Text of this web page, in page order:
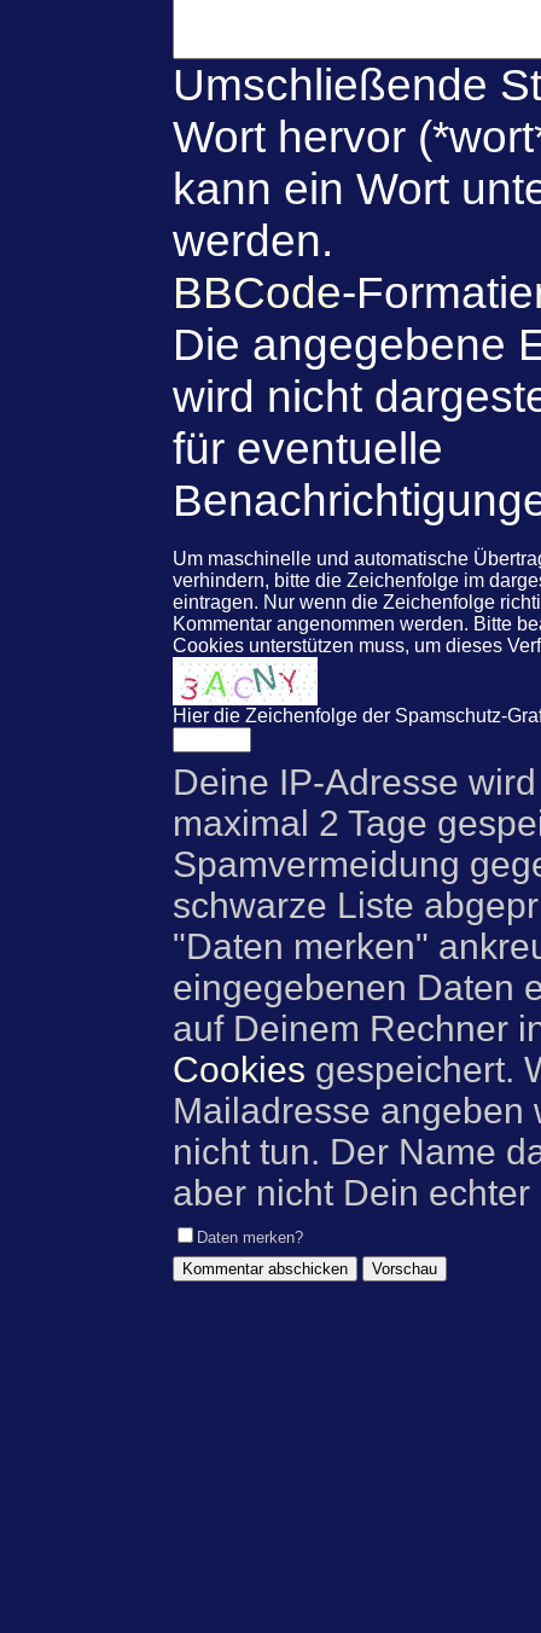
Umschließende
Wort hervor
kann ein Wort
werden.
BBCode-
Die angegebene
wird nicht
für eventuelle
Um maschinelle und automatische
verhindern, bitte die Zeichenfolge im
eintragen. Nur wenn die Zeichenfolge
Kommentar angenommen werden. Bitte
Cookies unterstützen muss, um dieses
Hier die Zeichenfolge der Spamschutz-
Deine IP-Adresse
maximal 2 Tage
Spamvermeidung
schwarze Liste
"Daten merken"
eingegebenen Daten
auf Deinem Rechner
Cookies gespeichert.
Mailadresse angeben
nicht tun. Der Name
aber nicht Dein
Daten merken?